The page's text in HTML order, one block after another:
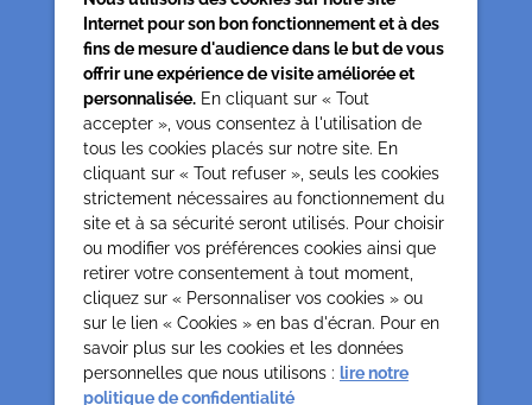
Siège associatif
62 rue de la glacière
75013 Paris
0142850804
contact@cesap.asso.fr
Cesap Formation
formation@cesap.asso.fr
01 53 20 68 58
Mentions Légales
Gestion des cookies
Politique de confidentialité et protection des données
Internet pour son bon fonctionnement et à des
fins de mesure d'audience dans le but de vous
offrir une expérience de visite améliorée et
personnalisée. En cliquant sur « Tout
accepter », vous consentez à l'utilisation de
tous les cookies placés sur notre site. En
cliquant sur « Tout refuser », seuls les cookies
strictement nécessaires au fonctionnement du
site et à sa sécurité seront utilisés. Pour choisir
ou modifier vos préférences cookies ainsi que
retirer votre consentement à tout moment,
cliquez sur « Personnaliser vos cookies » ou
sur le lien « Cookies » en bas d'écran. Pour en
savoir plus sur les cookies et les données
personnelles que nous utilisons : lire notre
politique de confidentialité